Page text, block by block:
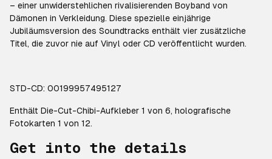
– einer unwiderstehlichen rivalisierenden Boyband von
Dämonen in Verkleidung. Diese spezielle einjährige
Jubiläumsversion des Soundtracks enthält vier zusätzliche
Titel, die zuvor nie auf Vinyl oder CD veröffentlicht wurden.
STD-CD: 00199957495127
Enthält Die-Cut-Chibi-Aufkleber 1 von 6, holografische
Fotokarten 1 von 12.
Get into the details